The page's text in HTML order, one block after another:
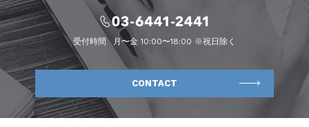
受付時間 月〜金 10:00〜18:00 ※祝日除く
CONTACT